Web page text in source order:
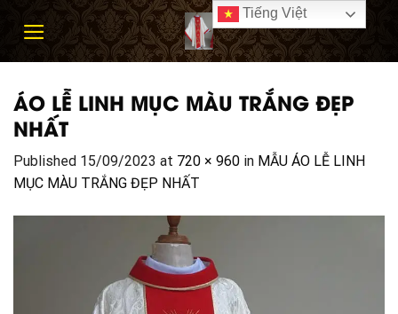
ÁO LỄ LINH MỤC MÀU TRẮNG ĐẸP
NHẤT
Published 15/09/2023 at 720 × 960 in MẪU ÁO LỄ LINH
MỤC MÀU TRẮNG ĐẸP NHẤT
Tiếng Việt